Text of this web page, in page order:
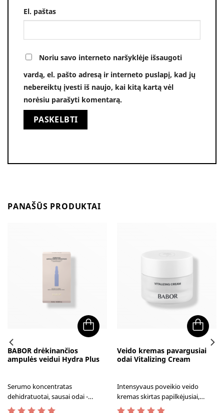
El. paštas
Noriu savo interneto naršyklėje išsaugoti
vardą, el. pašto adresą ir interneto puslapį, kad jų
nebereiktų įvesti iš naujo, kai kitą kartą vėl
norėsiu parašyti komentarą.
PANAŠŪS PRODUKTAI
BABOR drėkinančios
ampulės veidui Hydra Plus
Serumo koncentratas
dehidratuotai, sausai odai -
BABOR drėkinančios ampulės
Veido kremas pavargusiai
odai Vitalizing Cream
Intensyvaus poveikio veido
kremas skirtas papilkėjusiai,
pavargusiai odai. Akimirksniu